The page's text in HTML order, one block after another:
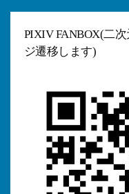
PIXIV FANBOX(二
ジ遷移します)